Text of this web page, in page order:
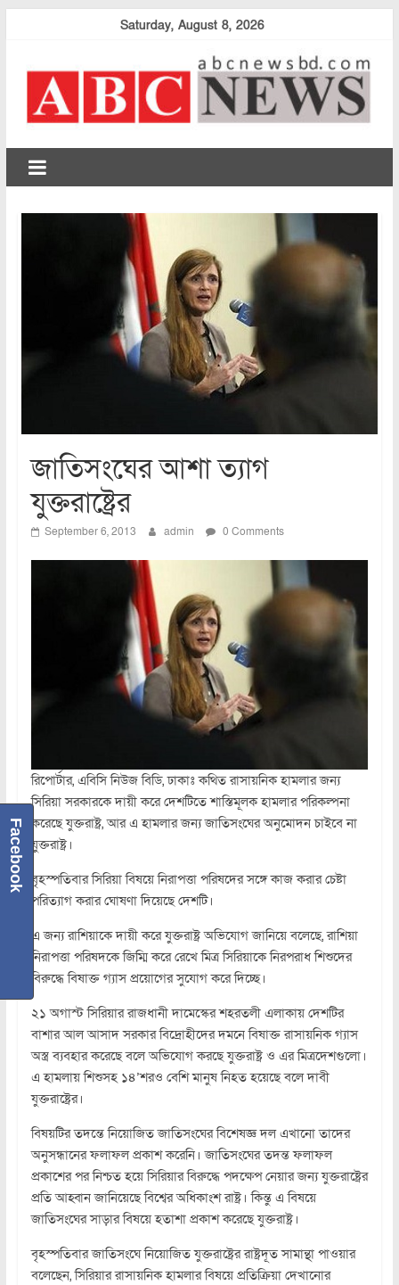
Saturday, August 8, 2026
abcnewsbd
জাতিসংঘের আশা ত্যাগ
যুক্তরাষ্ট্রের
September 6, 2013 admin 0 Comments
রিপোর্টার, এবিসি নিউজ বিডি, ঢাকাঃ কথিত রাসায়নিক হামলার জন্য
সিরিয়া সরকারকে দায়ী করে দেশটিতে শাস্তিমূলক হামলার পরিকল্পনা
করেছে যুক্তরাষ্ট্র, আর এ হামলার জন্য জাতিসংঘের অনুমোদন চাইবে না
যুক্তরাষ্ট্র।
বৃহস্পতিবার সিরিয়া বিষয়ে নিরাপত্তা পরিষদের সঙ্গে কাজ করার চেষ্টা
পরিত্যাগ করার ঘোষণা দিয়েছে দেশটি।
এ জন্য রাশিয়াকে দায়ী করে যুক্তরাষ্ট্র অভিযোগ জানিয়ে বলেছে, রাশিয়া
নিরাপত্তা পরিষদকে জিম্মি করে রেখে মিত্র সিরিয়াকে নিরপরাধ শিশুদের
বিরুদ্ধে বিষাক্ত গ্যাস প্রয়োগের সুযোগ করে দিচ্ছে।
২১ অগাস্ট সিরিয়ার রাজধানী দামেস্কের শহরতলী এলাকায় দেশটির
বাশার আল আসাদ সরকার বিদ্রোহীদের দমনে বিষাক্ত রাসায়নিক গ্যাস
অস্ত্র ব্যবহার করেছে বলে অভিযোগ করছে যুক্তরাষ্ট্র ও এর মিত্রদেশগুলো।
এ হামলায় শিশুসহ ১৪’শরও বেশি মানুষ নিহত হয়েছে বলে দাবী
যুক্তরাষ্ট্রের।
বিষয়টির তদন্তে নিয়োজিত জাতিসংঘের বিশেষজ্ঞ দল এখানো তাদের
অনুসন্ধানের ফলাফল প্রকাশ করেনি। জাতিসংঘের তদন্ত ফলাফল
প্রকাশের পর নিশ্চত হয়ে সিরিয়ার বিরুদ্ধে পদক্ষেপ নেয়ার জন্য যুক্তরাষ্ট্রের
প্রতি আহ্বান জানিয়েছে বিশ্বের অধিকাংশ রাষ্ট্র। কিন্তু এ বিষয়ে
জাতিসংঘের সাড়ার বিষয়ে হতাশা প্রকাশ করেছে যুক্তরাষ্ট্র।
বৃহস্পতিবার জাতিসংঘে নিয়োজিত যুক্তরাষ্ট্রের রাষ্ট্রদূত সামান্থা পাওয়ার
বলেছেন, সিরিয়ার রাসায়নিক হামলার বিষয়ে প্রতিক্রিয়া দেখানোর
Facebook